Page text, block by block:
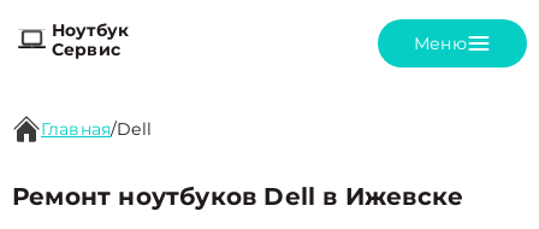
Ноутбук
Сервис
Меню
Главная/Dell
Ремонт ноутбуков Dell в Ижевске